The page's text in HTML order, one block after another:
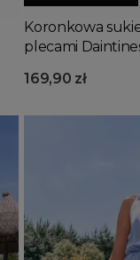
Koronkowa
plecami
169,90 zł